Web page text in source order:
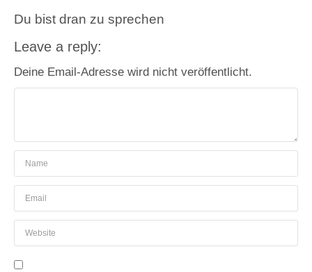
Du bist dran zu sprechen
Leave a reply:
Deine Email-Adresse wird nicht veröffentlicht.